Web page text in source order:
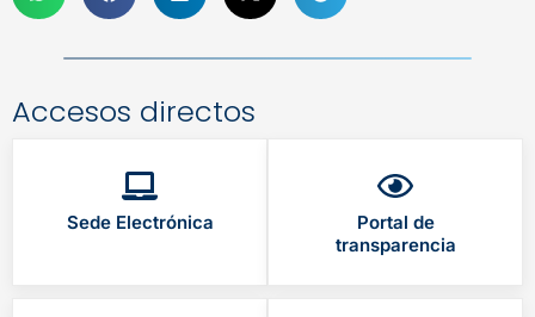
Accesos directos
Sede Electrónica
Portal de
transparencia